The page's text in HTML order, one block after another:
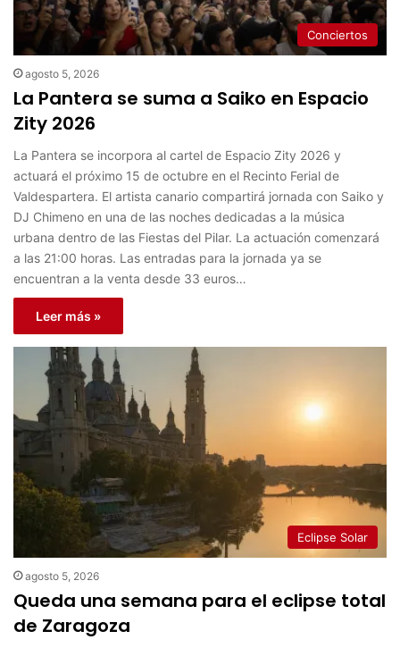
Conciertos
agosto 5, 2026
La Pantera se suma a Saiko en Espacio
Zity 2026
La Pantera se incorpora al cartel de Espacio Zity 2026 y
actuará el próximo 15 de octubre en el Recinto Ferial de
Valdespartera. El artista canario compartirá jornada con Saiko y
DJ Chimeno en una de las noches dedicadas a la música
urbana dentro de las Fiestas del Pilar. La actuación comenzará
a las 21:00 horas. Las entradas para la jornada ya se
encuentran a la venta desde 33 euros…
Leer más »
Eclipse Solar
agosto 5, 2026
Queda una semana para el eclipse total
de Zaragoza